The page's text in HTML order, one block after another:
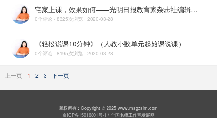
宅家上课，效果如何——光明日报教育家杂志社编辑记者李香玉采访河北省名师李淑民工作室成员
0个评论 · 8325次浏览 · 2020-03-28
《轻松说课10分钟》（人教小数单元起始课说课）
0个评论 · 8195次浏览 · 2020-03-28
上一页 1 2 3 下一页
版权所有：Copyright © 2025 www.msgzslm.com
京ICP备15016801号-1 / 全国名师工作室发展网